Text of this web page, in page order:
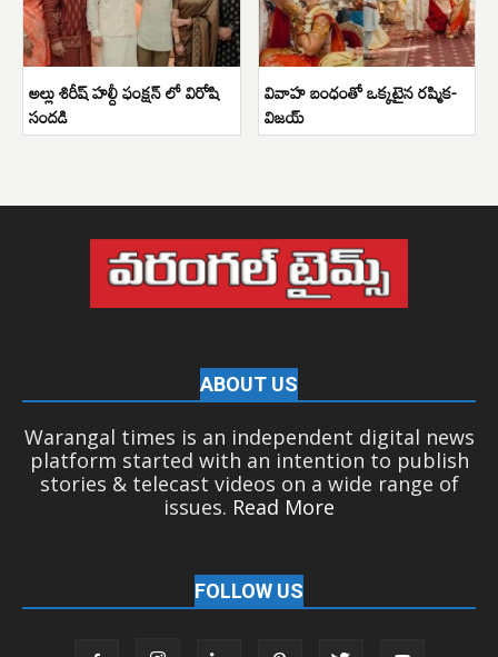
అల్లు శిరీష్ హల్దీ ఫంక్షన్ లో విరోషి
సందడి
వివాహ బంధంతో ఒక్కటైన రష్మిక-
విజయ్
ABOUT US
Warangal times is an independent digital news
platform started with an intention to publish
stories & telecast videos on a wide range of
issues. Read More
FOLLOW US